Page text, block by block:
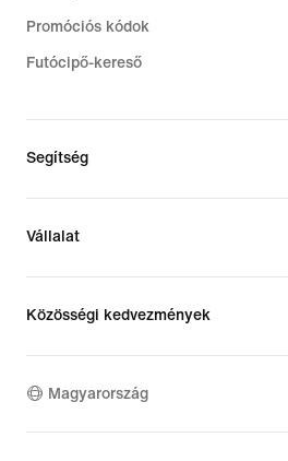
Promóciós kódok
Futócipő-kereső
Segítség
Vállalat
Közösségi kedvezmények
Magyarország